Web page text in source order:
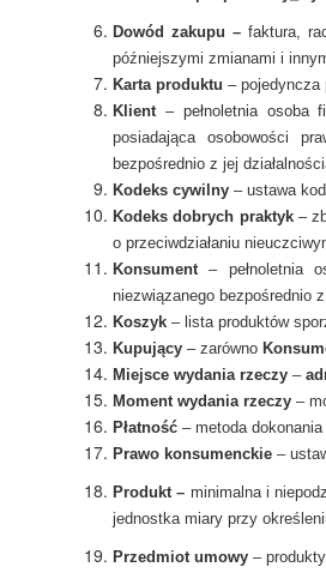
Dowód zakupu – faktura,
późniejszymi zmianami i
Karta produktu –
Klient – pełnoletnia osoba
posiadająca osobowości
bezpośrednio z jej
Kodeks cywilny – ustawa
Kodeks dobrych praktyk–
o przeciwdziałaniu
Konsument– pełnoletnia
niezwiązanego bezpośrednio
Koszyk– lista produktów
Kupujący – zarówno
Miejsce wydania rzeczy –
Moment wydania rzeczy–
Płatność – metoda
Prawo konsumenckie–
Produkt – minimalna i
jednostka miary przy
Przedmiot umowy–